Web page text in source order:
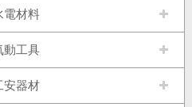
電材料
動工具
安器材